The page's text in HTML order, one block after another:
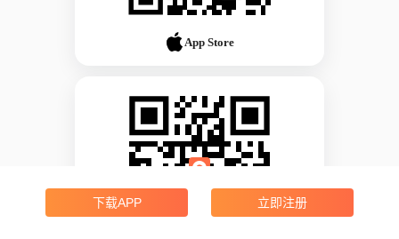
App Store
下载APP 立即注册